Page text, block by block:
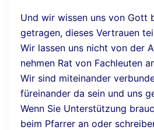
Und wir wissen uns von Gott
getragen, dieses Vertrauen
Wir lassen uns nicht von der
nehmen Rat von Fachleuten
Wir sind miteinander
füreinander da sein und uns
Wenn Sie Unterstützung
beim Pfarrer an oder